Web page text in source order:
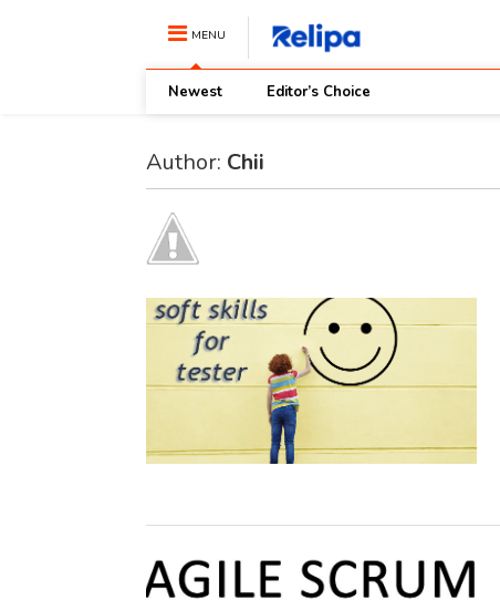
MENU
Newest Editor’s Choice
Author: Chii